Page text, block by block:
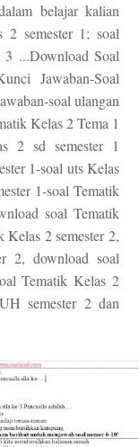
belajar kalian
2 semester 1; soal
3 ...Download Soal
Jawaban-Soal
soal ulangan
Kelas 2 Tema 1
2 sd semester 1
1-soal uts Kelas
1-soal Tematik
soal Tematik
Kelas 2 semester 2,
2, download soal
Tematik Kelas 2
semester 2 dan